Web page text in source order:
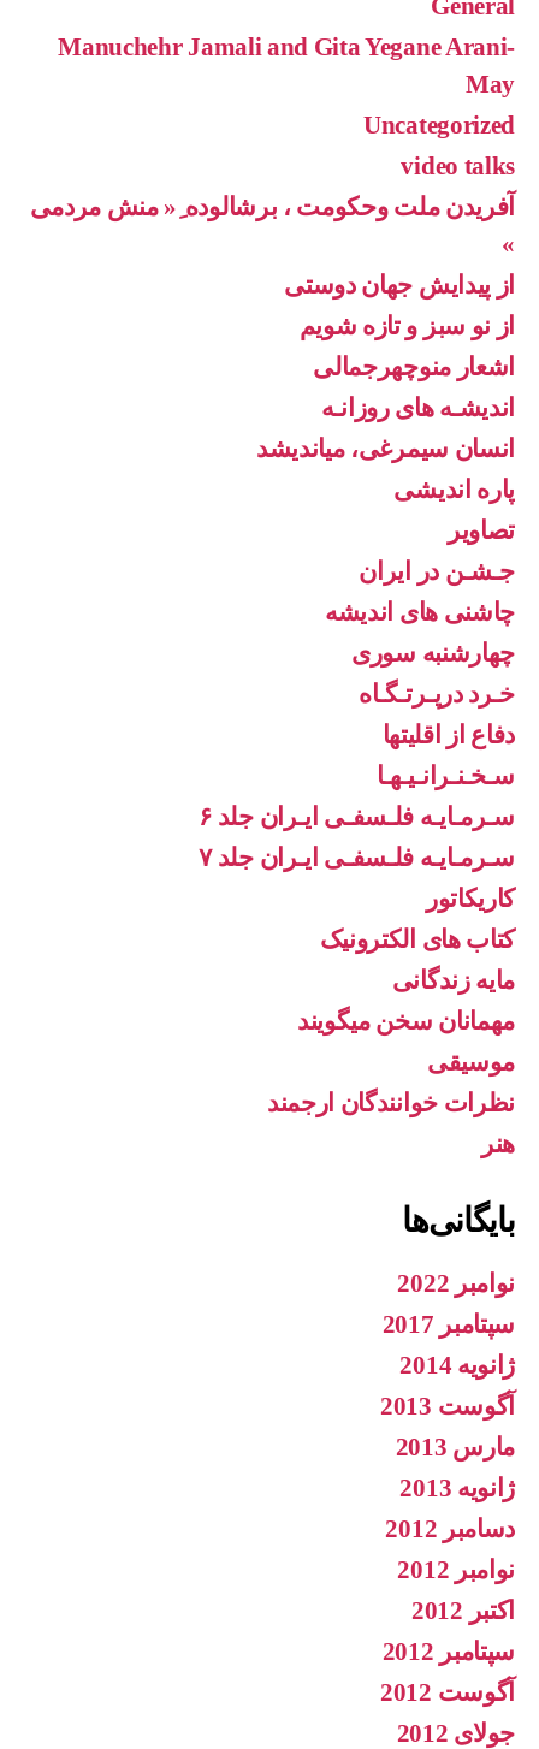
Manuchehr Jamali and Gita Yegane Arani-
May
Uncategorized
video talks
آفریدن ملت وحکومت ، برشالوده ِ« منش مردمی
»
از پیدایش جهان دوستی
از نو سبز و تازه شویم
اشعار منوچهرجمالی
اندیشـه های روزانـه
انسان سیمرغی، میاندیشد
پاره اندیشی
تصاویر
جـشـن در ایران
چاشنی های اندیشه
چهارشنبه سوری
خـرد درپـرتـگـاه
دفاع از اقليتها
سـخـنـرانـیـهـا
سـرمـایـه فلـسفـی ایـران جلد ۶
سـرمـایـه فلـسفـی ایـران جلد ۷
کاریکاتور
کتاب های الکترونیک
مایه زندگانی
مهمانان سخن میگویند
موسیقی
نظرات خوانندگان ارجمند
هنر
بایگانی‌ها
نوامبر 2022
سپتامبر 2017
ژانویه 2014
آگوست 2013
مارس 2013
ژانویه 2013
دسامبر 2012
نوامبر 2012
اکتبر 2012
سپتامبر 2012
آگوست 2012
جولای 2012